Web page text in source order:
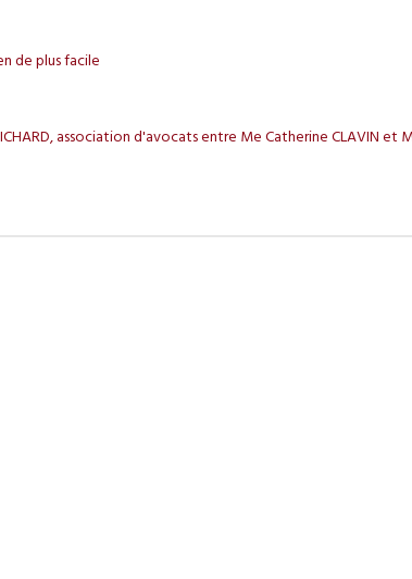
de plus facile
association d'avocats entre Me Catherine CLAVIN et